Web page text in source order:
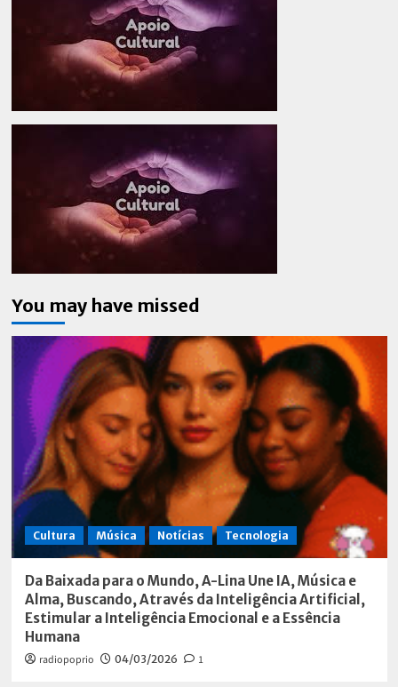
You may have missed
Cultura Música Notícias Tecnologia
Da Baixada para o Mundo, A-Lina Une IA, Música e
Alma, Buscando, Através da Inteligência Artificial,
Estimular a Inteligência Emocional e a Essência
Humana
radiopoprio 04/03/2026 1